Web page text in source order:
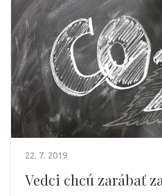
22. 7. 2019
Vedci chcú zarábať